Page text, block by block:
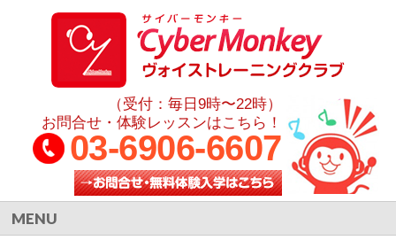
（受付：毎日9時〜22時）
お問合せ・体験レッスンはこちら！
03-6906-6607
MENU